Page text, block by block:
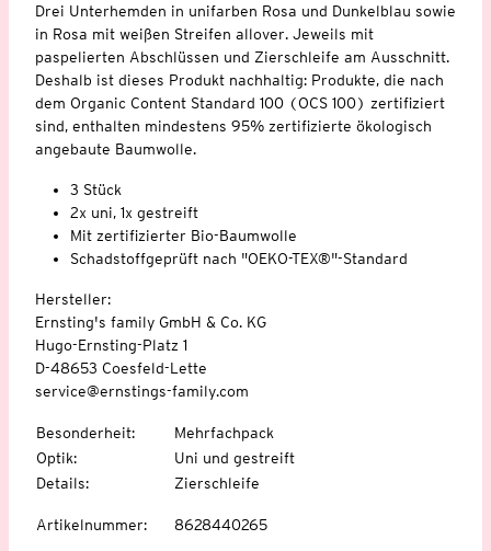
Drei Unterhemden in unifarben Rosa und Dunkelblau sowie
in Rosa mit weißen Streifen allover. Jeweils mit
paspelierten Abschlüssen und Zierschleife am Ausschnitt.
Deshalb ist dieses Produkt nachhaltig: Produkte, die nach
dem Organic Content Standard 100 (OCS 100) zertifiziert
sind, enthalten mindestens 95% zertifizierte ökologisch
angebaute Baumwolle.
3 Stück
2x uni, 1x gestreift
Mit zertifizierter Bio-Baumwolle
Schadstoffgeprüft nach "OEKO-TEX®"-Standard
Hersteller:
Ernsting's family GmbH & Co. KG
Hugo-Ernsting-Platz 1
D-48653 Coesfeld-Lette
service@ernstings-family.com
Besonderheit:
Mehrfachpack
Optik:
Uni und gestreift
Details: Zierschleife
Artikelnummer: 8628440265